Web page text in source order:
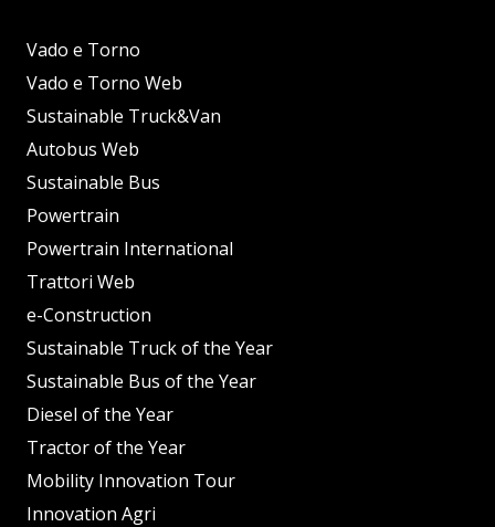
Vado e Torno
Vado e Torno Web
Sustainable Truck&Van
Autobus Web
Sustainable Bus
Powertrain
Powertrain International
Trattori Web
e-Construction
Sustainable Truck of the Year
Sustainable Bus of the Year
Diesel of the Year
Tractor of the Year
Mobility Innovation Tour
Innovation Agri